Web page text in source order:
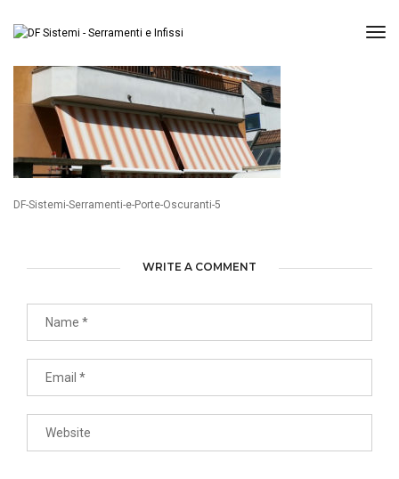
DF-Sistemi-Serramenti-e-Porte-Oscuranti-5
WRITE A COMMENT